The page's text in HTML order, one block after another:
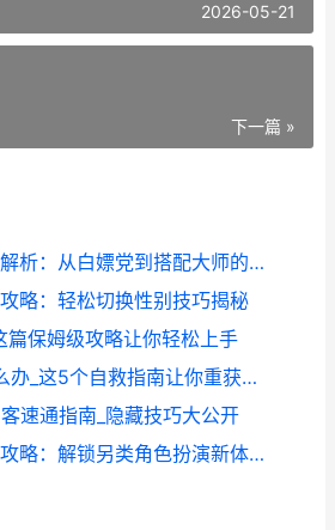
2026-05-21
下一篇 »
古装逆水寒装扮全解析：从白嫖党到搭配大师的进阶指南
略：轻松切换性别技巧揭秘
篇保姆级攻略让你轻松上手
逆水寒帮会out怎么办_这5个自救指南让你重获江湖自由
速通指南_隐藏技巧大公开
逆水寒抽象扮演全攻略：解锁另类角色扮演新体验